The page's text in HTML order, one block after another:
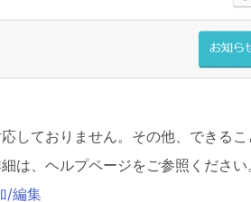
しておりません。その他、できるこ
は、ヘルプページをご参照ください
/編集